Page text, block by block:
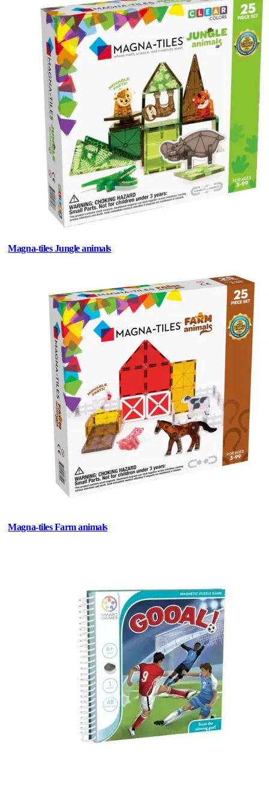
Magna-tiles Jungle animals
Magna-tiles Farm animals